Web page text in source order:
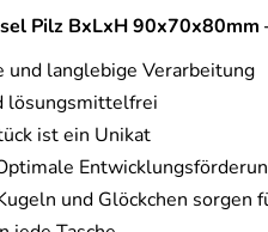
Pilz BxLxH 90x70x80mm
und langlebige Verarbeitung
lösungsmittelfrei
ist ein Unikat
und Glöckchen sorgen